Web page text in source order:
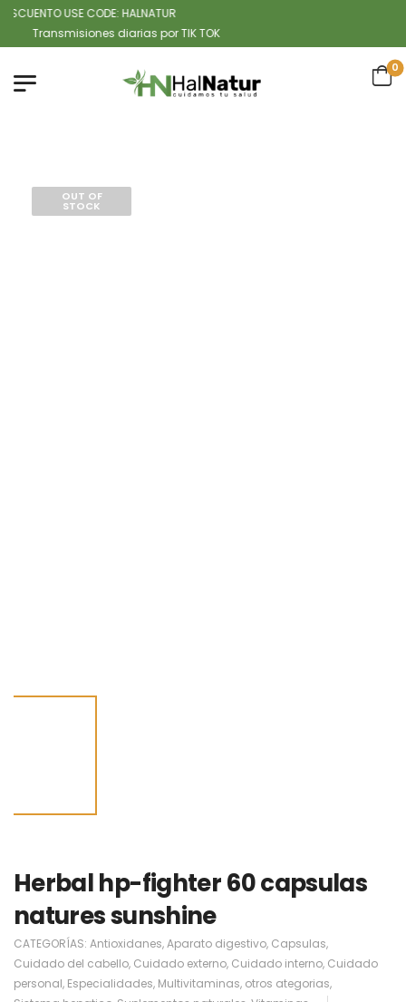
USE CODE: HALNATUR
diarias por TIK TOK
0
OUT OF
STOCK
Herbal hp-fighter 60 capsulas
natures sunshine
CATEGORÍAS: Antioxidanes,Aparato digestivo, Capsulas,
Cuidado del cabello, Cuidado externo, Cuidado interno, Cuidado
personal, Especialidades, Multivitaminas, otros ategorias,